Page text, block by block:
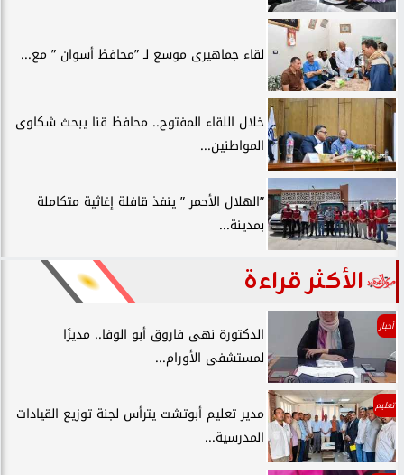
لقاء جماهيرى موسع لـ ”محافظ أسوان ” مع...
خلال اللقاء المفتوح.. محافظ قنا يبحث شكاوى
المواطنين...
”الهلال الأحمر ” ينفذ قافلة إغاثية متكاملة
بمدينة...
الأكثر قراءة
أخبار
الدكتورة نهى فاروق أبو الوفا.. مديرًا
لمستشفى الأورام...
تعليم
مدير تعليم أبوتشت يترأس لجنة توزيع القيادات
المدرسية...